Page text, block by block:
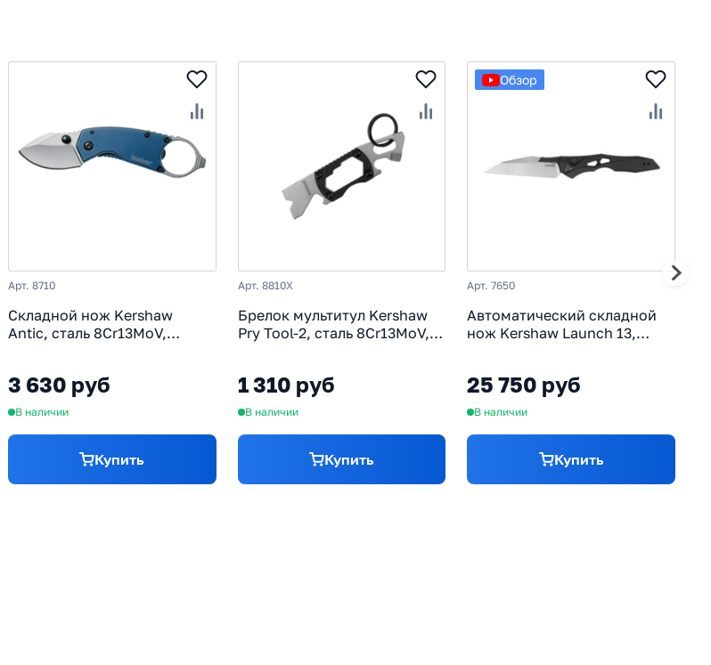
Арт. 8710
Складной нож Kershaw
Antic, сталь 8Cr13MoV,
3 630 руб
В наличии
Купить
Арт. 8810X
Брелок мультитул Kershaw
Pry Tool-2, сталь 8Cr13MoV,
1 310 руб
В наличии
Купить
Обзор
Арт. 7650
Автоматический складной
нож Kershaw Launch 13,
25 750 руб
В наличии
Купить